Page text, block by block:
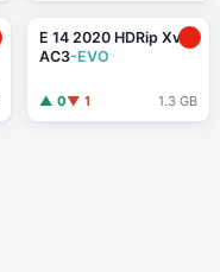
E 14 2020 HDRip XviD
AC3-EVO
▲ 0▼ 1 1.3 GB